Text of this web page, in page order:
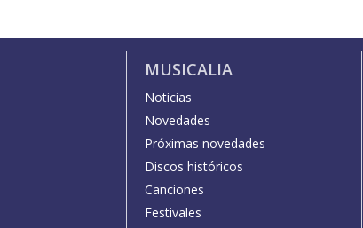
MUSICALIA
Noticias
Novedades
Próximas novedades
Discos históricos
Canciones
Festivales